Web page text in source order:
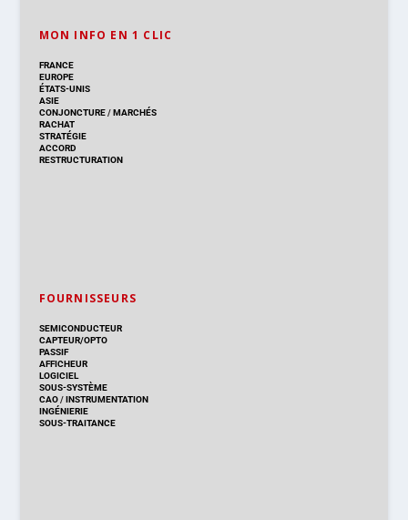
MON INFO EN 1 CLIC
FRANCE
EUROPE
ÉTATS-UNIS
ASIE
CONJONCTURE/MARCHÉS
RACHAT
STRATÉGIE
ACCORD
RESTRUCTURATION
FOURNISSEURS
SEMICONDUCTEUR
CAPTEUR/OPTO
PASSIF
AFFICHEUR
LOGICIEL
SOUS-SYSTÈME
CAO/INSTRUMENTATION
INGÉNIERIE
SOUS-TRAITANCE